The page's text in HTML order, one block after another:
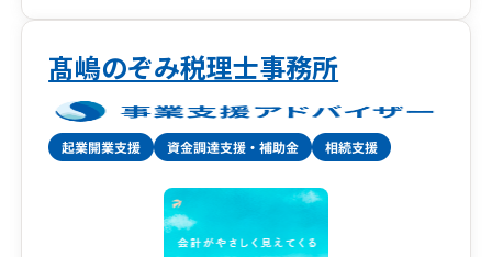
髙嶋のぞみ税理士事務所